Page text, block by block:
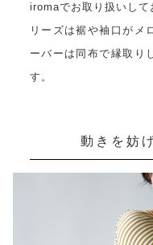
iromaでお取り扱いし
リーズは裾や袖口がメ
ーバーは同布で縁取り
す。
動きを妨